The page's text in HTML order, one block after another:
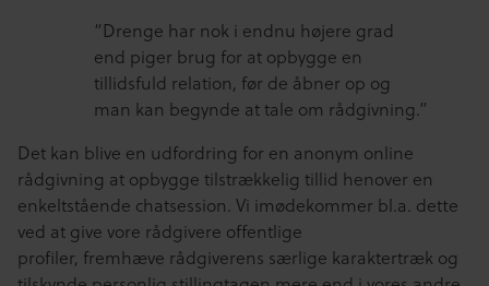
“Drenge har nok i endnu højere grad
end piger brug for at opbygge en
tillidsfuld relation, før de åbner op og
man kan begynde at tale om rådgivning.”
Det kan blive en udfordring for en anonym online
rådgivning at opbygge tilstrækkelig tillid henover en
enkeltstående chatsession. Vi imødekommer bl.a. dette
ved at give vore rådgivere offentlige
profiler, fremhæve rådgiverens særlige karaktertræk og